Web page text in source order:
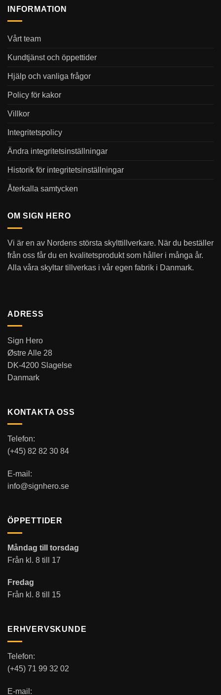
INFORMATION
Vårt team
Kundtjänst och öppettider
Hjälp och vanliga frågor
Policy för kakor
Villkor
Integritetspolicy
Ändra integritetsinställningar
Historik för integritetsinställningar
Återkalla samtycken
OM SIGN HERO
Vi är en av Nordens största skylttillverkare. När du beställer
från oss får du en kvalitetsprodukt som håller i många år.
Alla våra skyltar tillverkas i vår egen fabrik i Danmark.
ADRESS
Sign Hero
Østre Alle 28
DK-4200 Slagelse
Danmark
KONTAKTA OSS
Telefon:
(+45) 82 82 30 84
E-mail:
info@signhero.se
ÖPPETTIDER
Måndag till torsdag
Från kl. 8 till 17
Fredag
Från kl. 8 till 15
ERHVERVSKUNDE
Telefon:
(+45) 71 99 32 02
E-mail: